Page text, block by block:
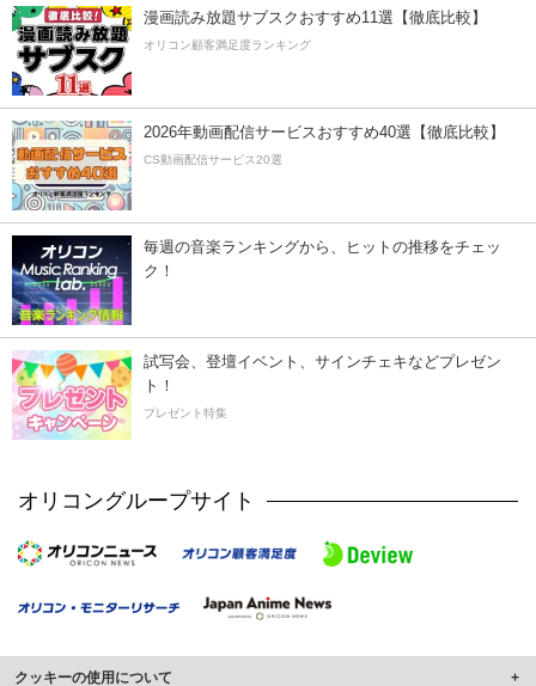
漫画読み放題サブスクおすすめ11選【徹底比較】
オリコン顧客満足度ランキング
2026年動画配信サービスおすすめ40選【徹底比較】
CS動画配信サービス20選
毎週の音楽ランキングから、ヒットの推移をチェッ
ク！
試写会、登壇イベント、サインチェキなどプレゼン
ト！
プレゼント特集
オリコングループサイト
クッキーの使用について